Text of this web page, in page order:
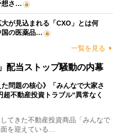
想さ…
が見込まれる「CXO」とは何
の医薬品…
一覧を見る
配当ストップ騒動の内幕
た問題の核心》「みんなで大家さ
超不動産投資トラブル“異常なく
てきた不動産投資商品「みんなで
を迎えている…